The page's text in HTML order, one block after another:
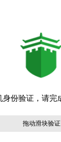
拖动滑块验证